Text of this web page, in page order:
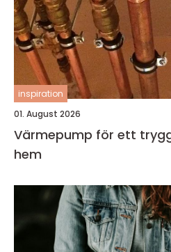
inspiration
01. August 2026
Värmepump för ett
hem